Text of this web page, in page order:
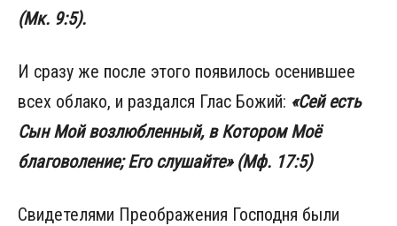
(Мк. 9:5).
И сразу же после этого появилось осенившее
всех облако, и раздался Глас Божий: «Сей есть
Сын Мой возлюбленный, в Котором Моё
благоволение; Его слушайте» (Мф. 17:5)
Свидетелями Преображения Господня были